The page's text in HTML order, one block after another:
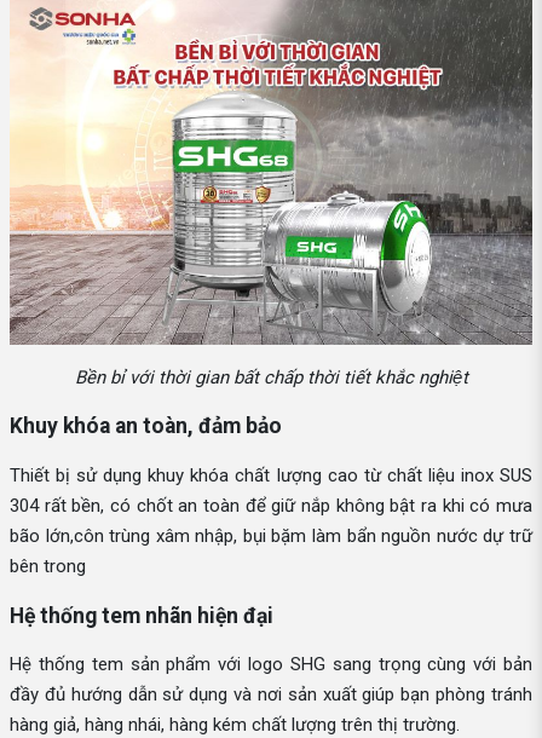
Bền bỉ với thời gian bất chấp thời tiết khắc nghiệt
Khuy khóa an toàn, đảm bảo
Thiết bị sử dụng khuy khóa chất lượng cao từ chất liệu inox SUS
304 rất bền, có chốt an toàn để giữ nắp không bật ra khi có mưa
bão lớn,côn trùng xâm nhập, bụi bặm làm bẩn nguồn nước dự trữ
bên trong
Hệ thống tem nhãn hiện đại
Hệ thống tem sản phẩm với logo SHG sang trọng cùng với bản
đầy đủ hướng dẫn sử dụng và nơi sản xuất giúp bạn phòng tránh
hàng giả, hàng nhái, hàng kém chất lượng trên thị trường.